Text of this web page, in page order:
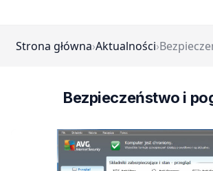
Strona główna›Aktualności›
Bezpieczeństwo i